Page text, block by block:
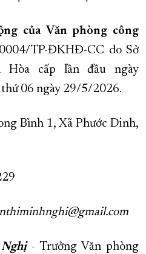
THÀNH PHỐ TRỰC THUỘC
CHỦ VỀ BÁO KHÁNH HÒA
của Văn phòng công
TP-ĐKHĐ-CC do Sở
Hòa cấp lần đầu ngày
06 ngày 29/5/2026.
Bình 1, Xã Phước Dinh,
- Trưởng Văn phòng